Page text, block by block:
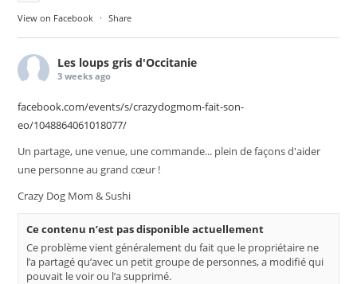
View on Facebook · Share
Les loups gris d'Occitanie
3 weeks ago
facebook.com/events/s/crazydogmom-fait-son-
eo/1048864061018077/
Un partage, une venue, une commande... plein de façons d'aider
une personne au grand cœur !
Crazy Dog Mom & Sushi
Ce contenu n’est pas disponible actuellement
Ce problème vient généralement du fait que le propriétaire ne
l’a partagé qu’avec un petit groupe de personnes, a modifié qui
pouvait le voir ou l’a supprimé.